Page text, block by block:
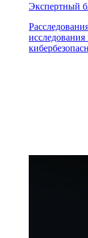
Экспертный